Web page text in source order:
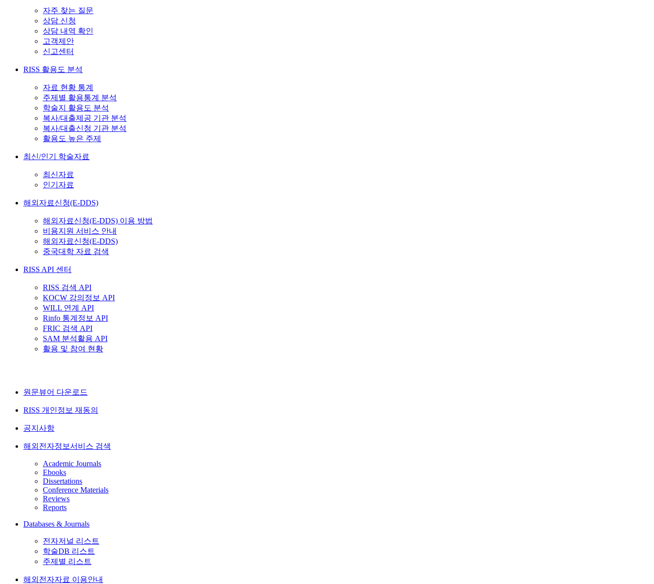
자주 찾는 질문
상담 신청
상담 내역 확인
고객제안
신고센터
RISS 활용도 분석
자료 현황 통계
주제별 활용통계 분석
학술지 활용도 분석
복사/대출제공 기관 분석
복사/대출신청 기관 분석
활용도 높은 주제
최신/인기 학술자료
최신자료
인기자료
해외자료신청(E-DDS)
해외자료신청(E-DDS) 이용 방법
비용지원 서비스 안내
해외자료신청(E-DDS)
중국대학 자료 검색
RISS API 센터
RISS 검색 API
KOCW 강의정보 API
WILL 연계 API
Rinfo 통계정보 API
FRIC 검색 API
SAM 분석활용 API
활용 및 참여 현황
원문뷰어 다운로드
RISS 개인정보 재동의
공지사항
해외전자정보서비스 검색
Academic Journals
Ebooks
Dissertations
Conference Materials
Reviews
Reports
Databases & Journals
전자저널 리스트
학술DB 리스트
주제별 리스트
해외전자자료 이용안내